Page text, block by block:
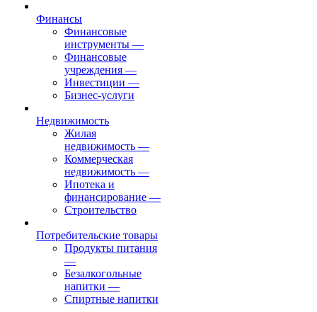
Финансы
Финансовые
инструменты —
Финансовые
учреждения —
Инвестиции —
Бизнес-услуги
Недвижимость
Жилая
недвижимость —
Коммерческая
недвижимость —
Ипотека и
финансирование —
Строительство
Потребительские товары
Продукты питания
—
Безалкогольные
напитки —
Спиртные напитки